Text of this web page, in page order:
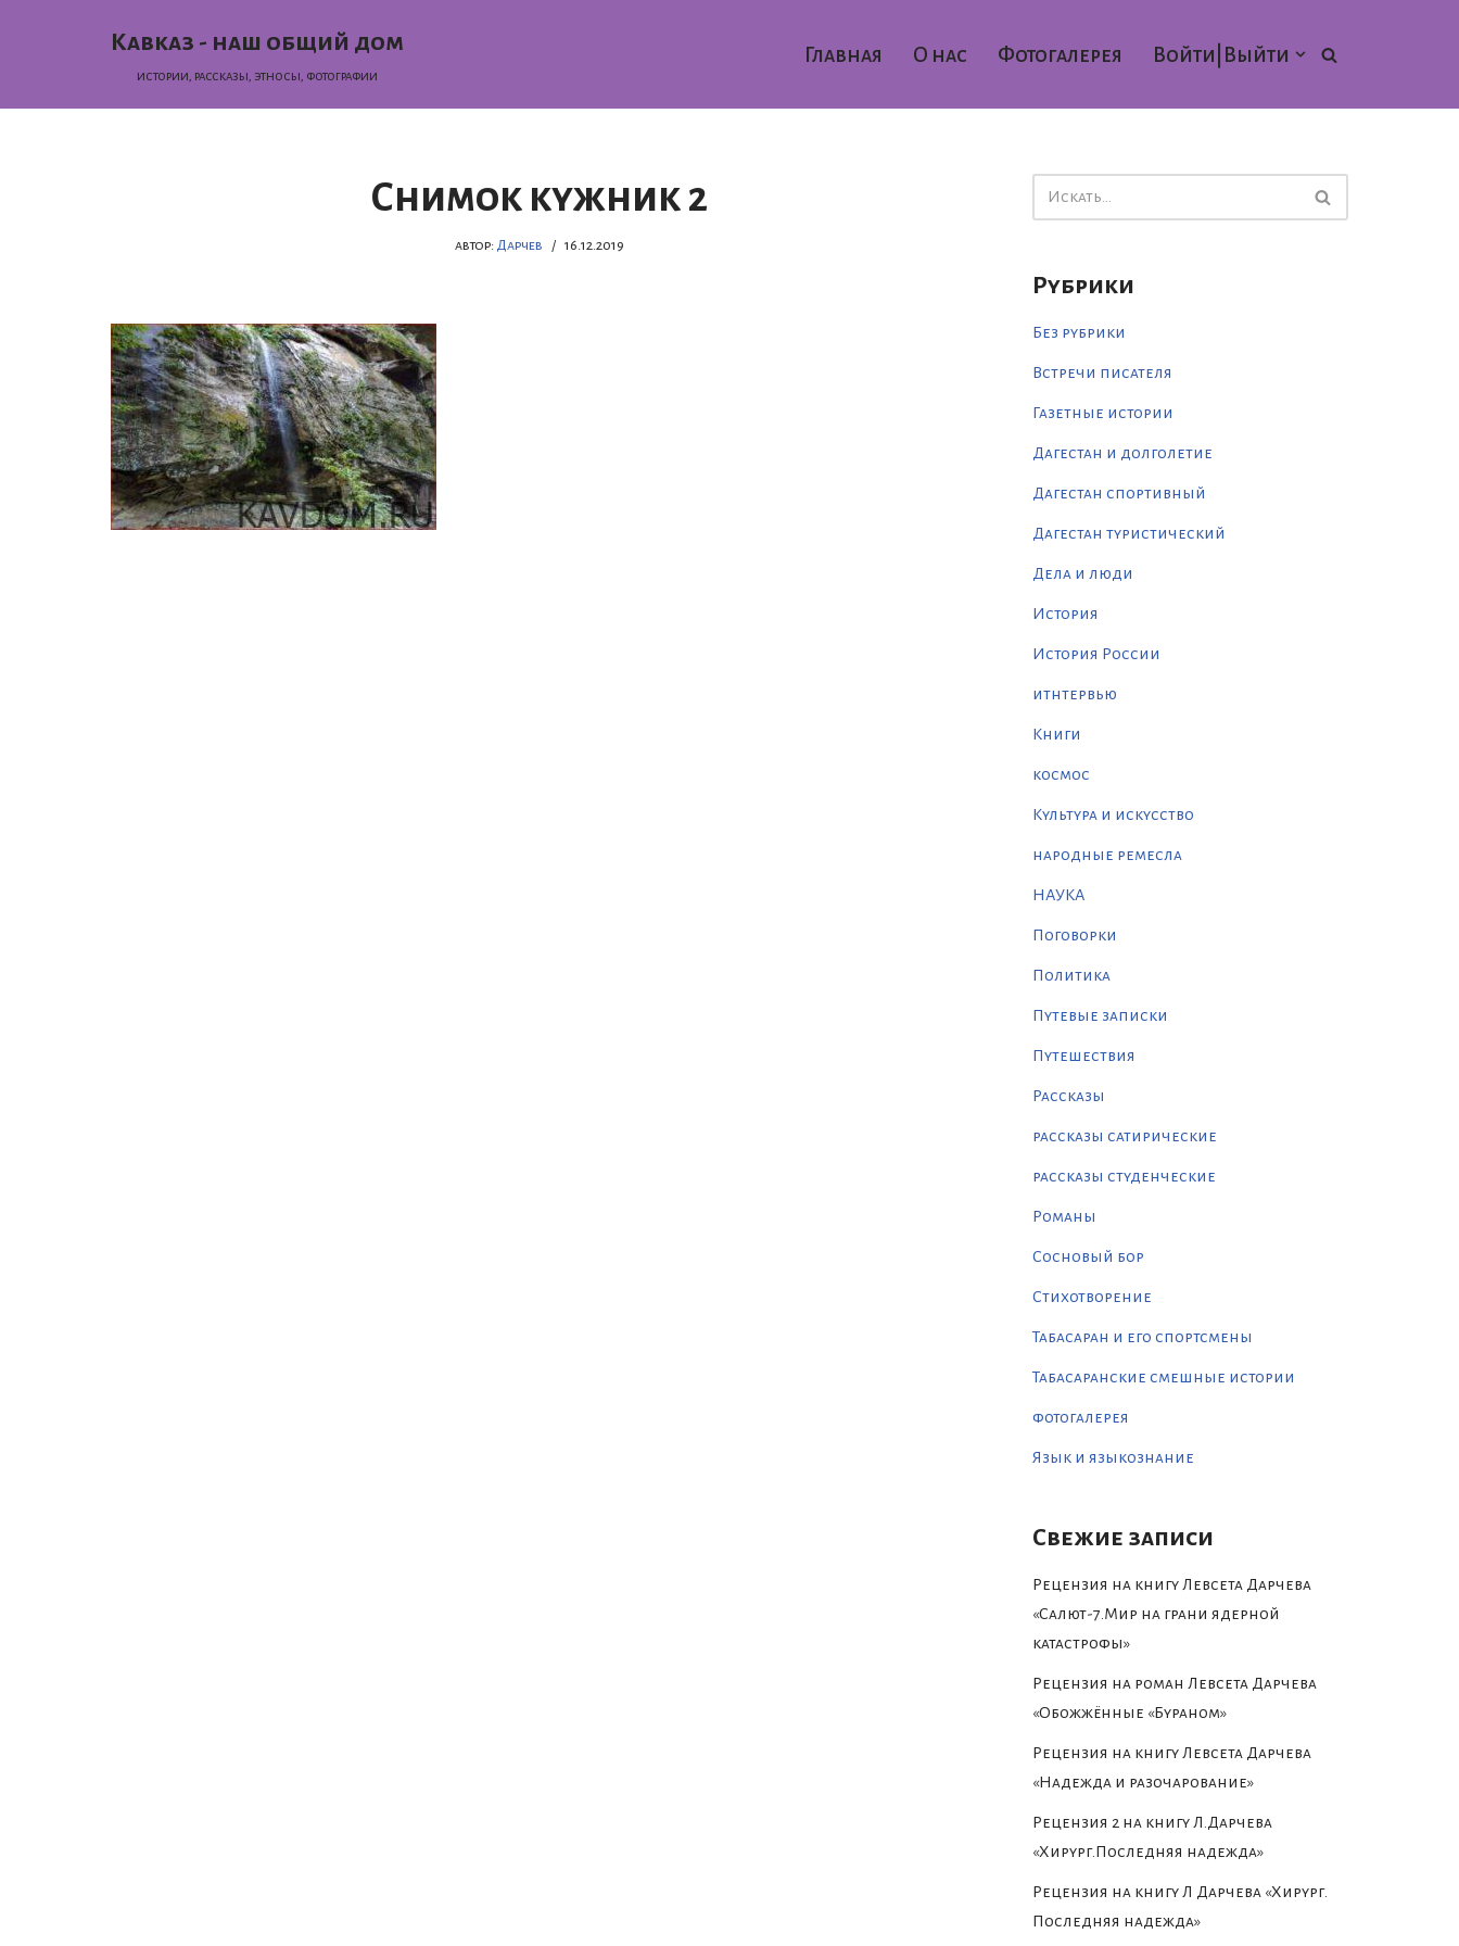
Кавказ - наш общий дом
истории, раcсказы, этносы, фотографии
Главная О нас Фотогалерея Войти|Выйти
Снимок кужник 2
автор: Дарчев 16.12.2019
Рубрики
Без рубрики
Встречи писателя
Газетные истории
Дагестан и долголетие
Дагестан спортивный
Дагестан туристический
Дела и люди
История
История России
итнтервью
Книги
космос
Культура и искусство
народные ремесла
НАУКА
Поговорки
Политика
Путевые записки
Путешествия
Рассказы
рассказы сатирические
рассказы студенческие
Романы
Сосновый бор
Стихотворение
Табасаран и его спортсмены
Табасаранские смешные истории
фотогалерея
Язык и языкознание
Свежие записи
Рецензия на книгу Левсета Дарчева
«Салют-7.Мир на грани ядерной
катастрофы»
Рецензия на роман Левсета Дарчева
«Обожжённые «Бураном»
Рецензия на книгу Левсета Дарчева
«Надежда и разочарование»
Рецензия 2 на книгу Л.Дарчева
«Хирург.Последняя надежда»
Рецензия на книгу Л Дарчева «Хирург.
Последняя надежда»